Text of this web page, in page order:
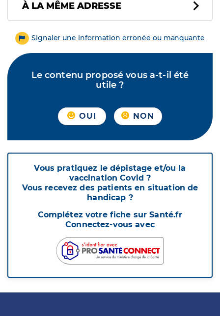
À LA MÊME ADRESSE
Signaler une information erronée ou manquante
Le contenu proposé vous a-t-il été
utile ?
OUI NON
Vous pratiquez le dépistage et/ou la
vaccination Covid ?
Vous recevez des patients en situation de
handicap ?
Complétez votre fiche sur Santé.fr
Connectez-vous avec